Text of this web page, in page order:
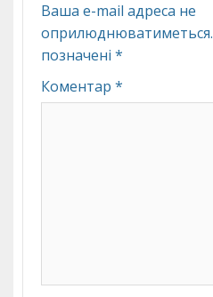
Ваша e-mail адреса не
оприлюднюватиметься.
позначені *
Коментар *